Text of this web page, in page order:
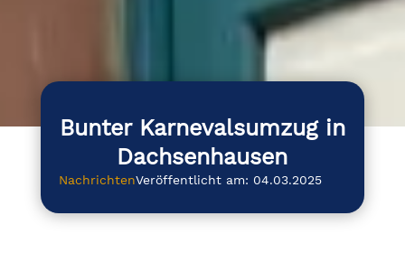
Bunter Karnevalsumzug in
Dachsenhausen
NachrichtenVeröffentlicht am: 04.03.2025